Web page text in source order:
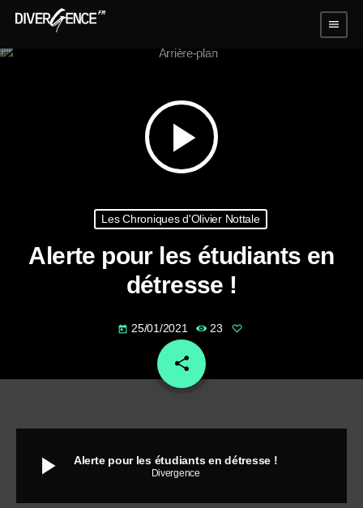
menu
play_arrow
Les Chroniques d'Olivier Nottale
Alerte pour les étudiants en
détresse !
today 25/01/2021 23
share
email
play_arrow Alerte pour les étudiants en détresse !
Divergence